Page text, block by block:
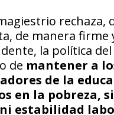
rechaza,
de manera firme
la política del
de mantener a
de la
en la pobreza,
estabilidad